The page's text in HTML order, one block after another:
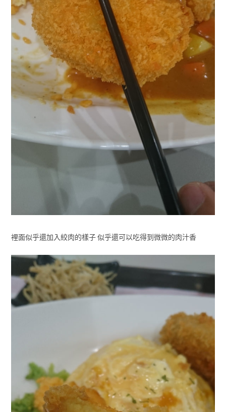
裡面似乎還加入絞肉的樣子 似乎還可以吃得到微微的肉汁香